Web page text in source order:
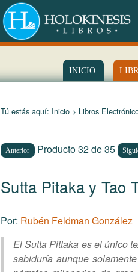
INICIO
Tú estás aquí: Inicio > Libros
Anterior Producto 32 de 35
Sutta Pitaka y Tao
Por: Rubén Feldman González
El Sutta Pittaka es el único
sabiduría aunque